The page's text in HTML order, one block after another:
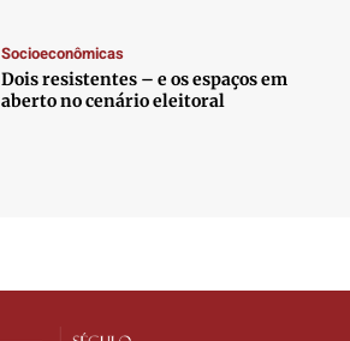
Socioeconômicas
Dois resistentes – e os espaços em
aberto no cenário eleitoral